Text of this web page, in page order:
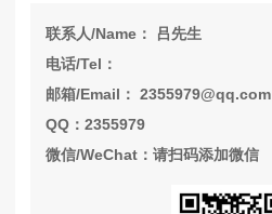
联系人/Name： 吕先生
电话/Tel：
邮箱/Email： 2355979@qq.com
QQ：2355979
微信/WeChat：请扫码添加微信